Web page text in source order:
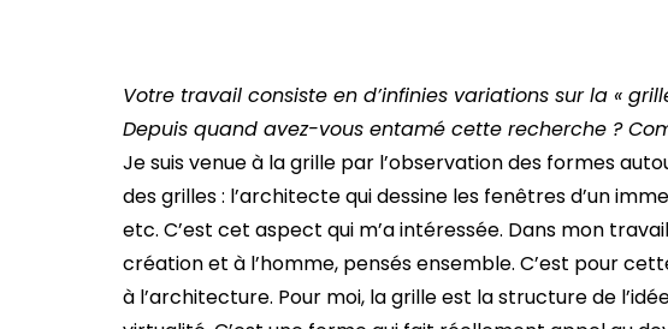
Votre travail consiste en d’infinies variations sur la «
Depuis quand avez-vous entamé cette recherche ?
Je suis venue à la grille par l’observation des formes
des grilles : l’architecte qui dessine les fenêtres d’un
etc. C’est cet aspect qui m’a intéressée. Dans mon
création et à l’homme, pensés ensemble. C’est pour
à l’architecture. Pour moi, la grille est la structure de